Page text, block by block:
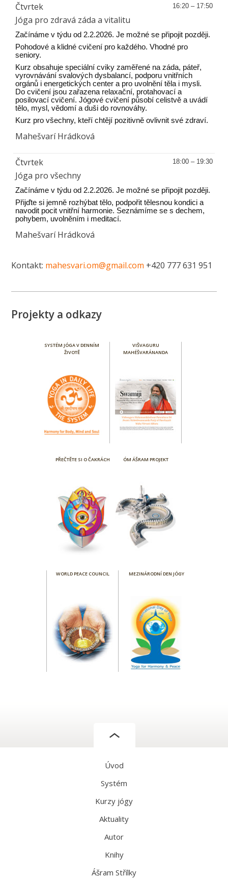
Čtvrtek 16:20 – 17:50
Jóga pro zdravá záda a vitalitu
Začínáme v týdu od 2.2.2026. Je možné se připojit později.
Pohodové a klidné cvičení pro každého. Vhodné pro
seniory.
Kurz obsahuje speciální cviky zaměřené na záda, páteř,
vyrovnávání svalových dysbalancí, podporu vnitřních
orgánů i energetických center a pro uvolnění těla i mysli.
Do cvičení jsou zařazena relaxační, protahovací a
posilovací cvičení. Jógové cvičení působí celistvě a uvádí
tělo, mysl, vědomí a duši do rovnováhy.
Kurz pro všechny, kteří chtějí pozitivně ovlivnit své zdraví.
Mahešvarí Hrádková
Čtvrtek 18:00 – 19:30
Jóga pro všechny
Začínáme v týdu od 2.2.2026. Je možné se připojit později.
Přijďte si jemně rozhýbat tělo, podpořit tělesnou kondici a
navodit pocit vnitřní harmonie. Seznámíme se s dechem,
pohybem, uvolněním i meditací.
Mahešvarí Hrádková
Kontakt: mahesvari.om@gmail.com +420 777 631 951
Projekty a odkazy
SYSTÉM JÓGA V DENNÍM
ŽIVOTĚ
VIŠVAGURU
MAHÉŠVARÁNANDA
PŘEČTĚTE SI O ČAKRÁCH ÓM ÁŠRAM PROJEKT
WORLD PEACE COUNCIL MEZINÁRODNÍ DEN JÓGY
Úvod
Systém
Kurzy jógy
Aktuality
Autor
Knihy
Ášram Střílky